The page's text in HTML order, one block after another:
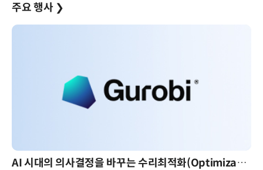
주요 행사 ❯
AI 시대의 의사결정을 바꾸는 수리최적화(Optimization): 실제 산업 적용 사례와 활용 전략